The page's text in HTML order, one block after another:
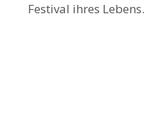
Festival ihres Lebens.